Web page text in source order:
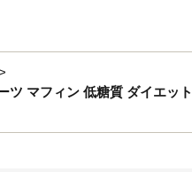
マフィン 低糖質 ダイエッ